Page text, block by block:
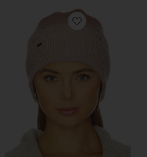
Favorite FRANCES ビ